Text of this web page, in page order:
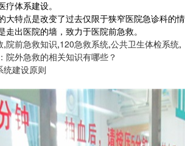
体系建设。
特点是改变了过去仅限于狭窄医院急诊科的情
出医院的墙，致力于医院前急救。
,院前急救知识,120急救系统,公共卫生体检系统,
院外急救的相关知识有哪些？
统建设原则